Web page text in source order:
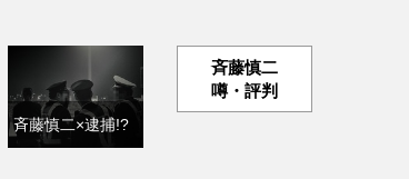
斉藤慎二×逮捕!?
斉藤慎二
噂・評判